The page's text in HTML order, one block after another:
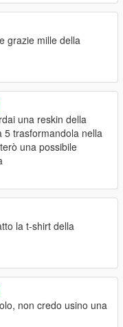
grazie mille della
una reskin della
5 trasformandola nella
una possibile
la t-shirt della
non credo usino una